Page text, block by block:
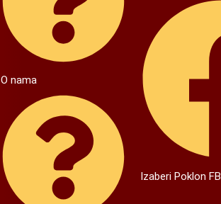
O nama
Izaberi Poklon FB